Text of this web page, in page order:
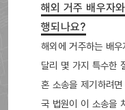
해외 거주 배우자
행되나요?
해외에 거주하는 배
달리 몇 가지 특수한
혼 소송을 제기하려
국 법원이 이 소송을